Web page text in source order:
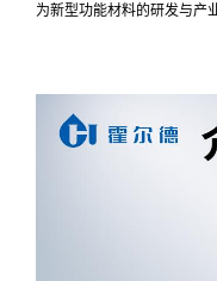
为新型功能材料的研发与产